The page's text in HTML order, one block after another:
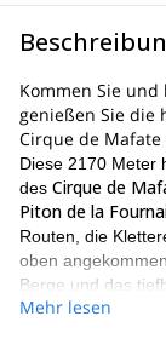
Kommen Sie
genießen Sie die
Cirque de
Diese 2170 Meter
des Cirque de
Piton de la
Routen, die
oben
Berge und das
Ich biete zwei
Mehr lesen